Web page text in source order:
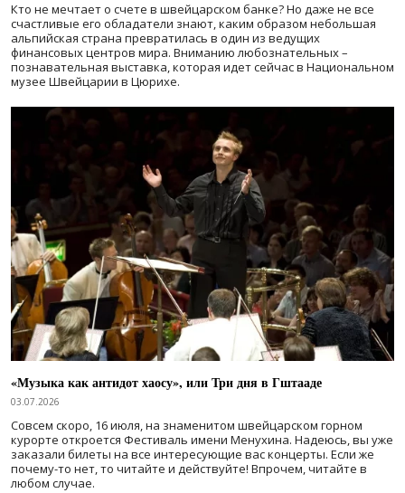
Кто не мечтает о счете в швейцарском банке? Но даже не все
счастливые его обладатели знают, каким образом небольшая
альпийская страна превратилась в один из ведущих
финансовых центров мира. Вниманию любознательных –
познавательная выставка, которая идет сейчас в Национальном
музее Швейцарии в Цюрихе.
«Музыка как антидот хаосу», или Три дня в Гштааде
03.07.2026
Совсем скоро, 16 июля, на знаменитом швейцарском горном
курорте откроется Фестиваль имени Менухина. Надеюсь, вы уже
заказали билеты на все интересующие вас концерты. Если же
почему-то нет, то читайте и действуйте! Впрочем, читайте в
любом случае.